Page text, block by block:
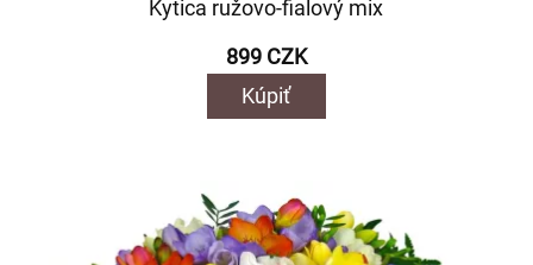
Kytica ružovo-fialový mix
899 CZK
Kúpiť